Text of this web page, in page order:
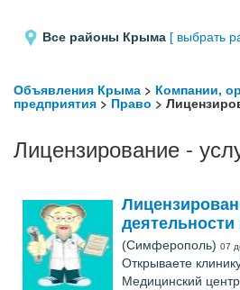
Все районы Крыма [ выбрать
Объявления Крыма > Компании,
предприятия > Право >
Лицензирование -
(Симферополь) 07
Открываете
Медицинский